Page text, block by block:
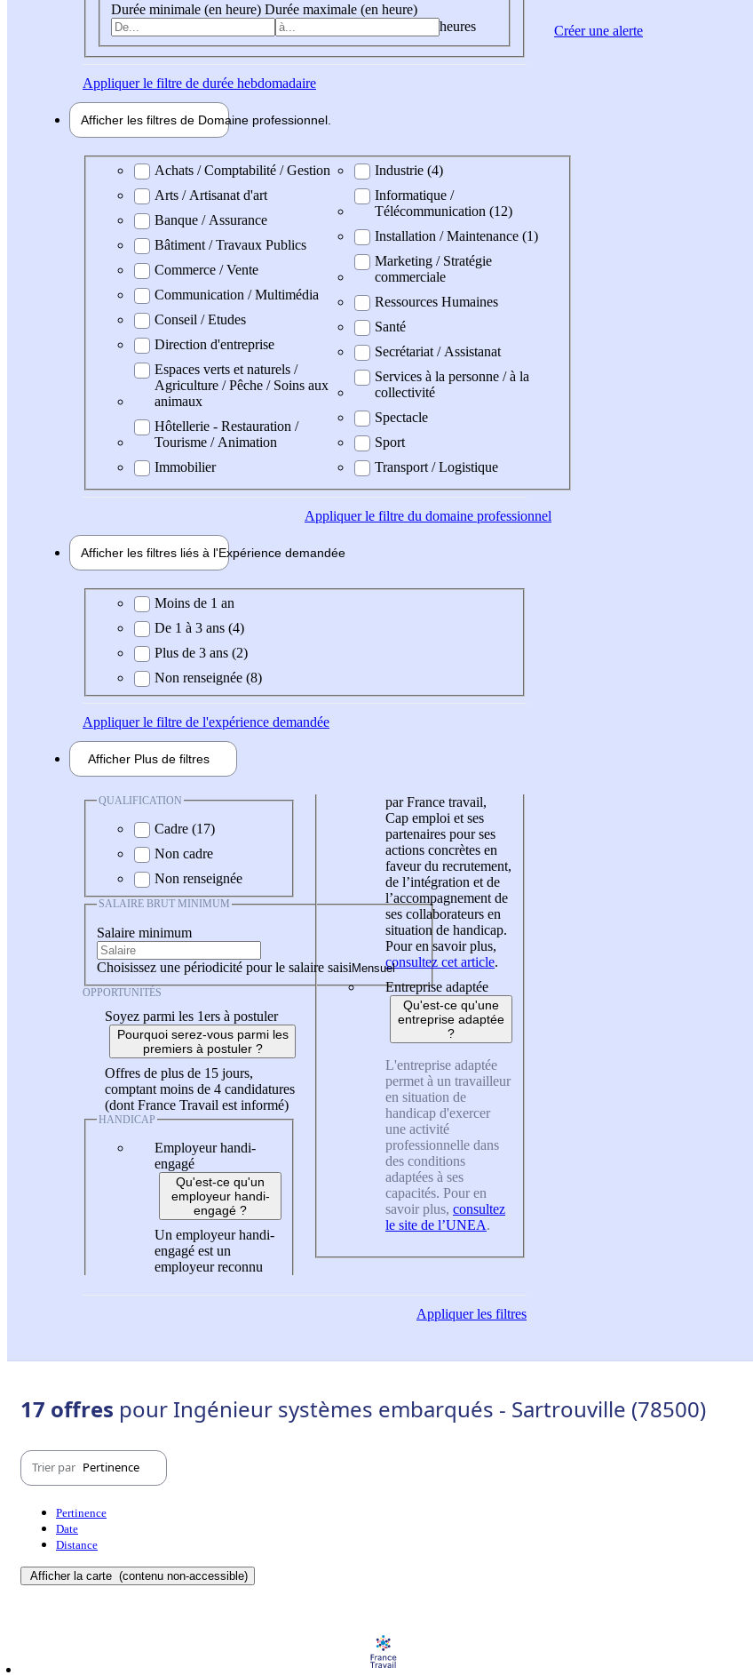
Durée minimale (en heure) Durée maximale (en heure)
heures
Appliquerle filtre de durée hebdomadaire
Afficher les filtres de Domaine professionnel
Domaine professionel
Achats / Comptabilité / Gestion
Arts / Artisanat d'art
Banque / Assurance
Bâtiment / Travaux Publics
Commerce / Vente
Communication / Multimédia
Conseil / Etudes
Direction d'entreprise
Espaces verts et naturels /
Agriculture / Pêche / Soins aux
animaux
Hôtellerie - Restauration /
Tourisme / Animation
Immobilier
Industrie (4)
Informatique /
Télécommunication (12)
Installation / Maintenance (1)
Marketing / Stratégie
commerciale
Ressources Humaines
Santé
Secrétariat / Assistanat
Services à la personne / à la
collectivité
Spectacle
Sport
Transport / Logistique
Appliquerle filtre du domaine professionnel
Afficher les filtres liés à l'Expérience demandée
Expérience demandée
Moins de 1 an
De 1 à 3 ans (4)
Plus de 3 ans (2)
Non renseignée (8)
Appliquerle filtre de l'expérience demandée
Afficher Plus de filtres
QUALIFICATION
Cadre (17)
Non cadre
Non renseignée
SALAIRE BRUT MINIMUM
Salaire minimum
Choisissez une périodicité pour le salaire saisi
OPPORTUNITÉS
Soyez parmi les 1ers à postuler
Pourquoi serez-vous parmi les
premiers à postuler ?
Offres de plus de 15 jours,
comptant moins de 4 candidatures
(dont France Travail est informé)
HANDICAP
Employeur handi-
engagé
Qu'est-ce qu'un
employeur handi-
engagé ?
Un employeur handi-
engagé est un
employeur reconnu
par France travail,
Cap emploi et ses
partenaires pour ses
actions concrètes en
faveur du recrutement,
de l’intégration et de
l’accompagnement de
ses collaborateurs en
situation de handicap.
Pour en savoir plus,
consultez cet article.
Entreprise adaptée
Qu'est-ce qu'une
entreprise adaptée
?
L'entreprise adaptée
permet à un travailleur
en situation de
handicap d'exercer
une activité
professionnelle dans
des conditions
adaptées à ses
capacités. Pour en
savoir plus, consultez
le site de l’UNEA.
Appliquerles filtres
Créer une alerte
17 offres pour Ingénieur systèmes embarqués - Sartrouville (78500)
Trier par Pertinence
Pertinence
Date
Distance
Afficher la carte (contenu non-accessible)